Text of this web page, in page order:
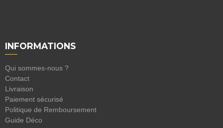
INFORMATIONS
Qui sommes-nous ?
Contact
Livraison
Paiement sécurisé
Politique de Remboursement
Guide Déco